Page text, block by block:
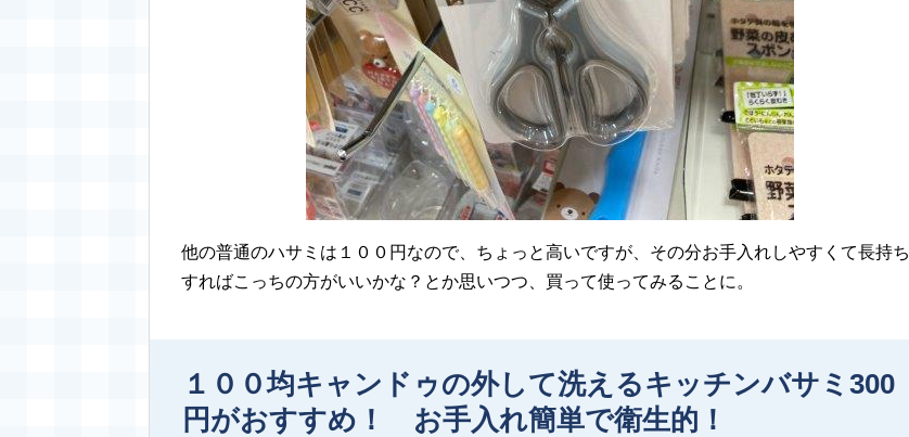
他の普通のハサミは１００円なので、ちょっと高いですが、その分お手入れしやすくて長持ち
すればこっちの方がいいかな？とか思いつつ、買って使ってみることに。
１００均キャンドゥの外して洗えるキッチンバサミ300
円がおすすめ！ お手入れ簡単で衛生的！